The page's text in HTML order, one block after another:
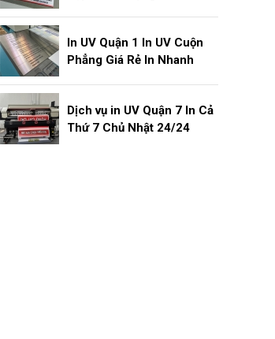
In UV Quận 1 In UV Cuộn
Phẳng Giá Rẻ In Nhanh
Dịch vụ in UV Quận 7 In Cả
Thứ 7 Chủ Nhật 24/24